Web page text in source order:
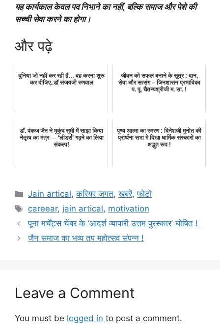
यह कार्यकाल केवल पद निभाने का नहीं, बल्कि समाज और पेशे की
सच्ची सेवा करने का होगा।
और पढ़े
दुनिया जो नहीं कर रही हैं… वह करना शुरू
कर दीजिए..डॉ संजयजी रुणवाल
जीवन को सफल बनाने के सूत्र : दान,
सेवा और सत्संग – जिनशासन प्रभाविका
प. पू. चैतन्यश्रीजी म. सा. !
डॉ. पंकज जैन ने मुकुंद सुमी में साझा किया
नेतृत्व का मंत्र — ‘लीडर्स’ गढ़ने का लिया
संकल्प!
पुण्य आत्मा का स्मरण : दिनेशजी मुनोत की
प्रार्थना सभा में दिखा धार्मिक संस्कारों का
अद्भुत रूप !
Categories
Jain artical,करियर जगत,खबरें,फोटो
Tags
careear, jain artical, motivation
पूना मर्चेंट्स चेंबर के ‘आदर्श व्यापारी उत्तम पुरस्कार’ घोषित !
जैन समाज का भव्य तप महोत्सव संपन्न !
Leave a Comment
You must be logged in to post a comment.